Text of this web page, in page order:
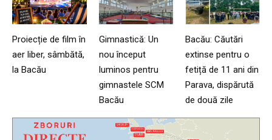
Proiecție de film în
aer liber, sâmbătă,
la Bacău
Gimnastică: Un
nou început
luminos pentru
gimnastele SCM
Bacău
Bacău: Căutări
extinse pentru o
fetiță de 11 ani din
Parava, dispărută
de două zile